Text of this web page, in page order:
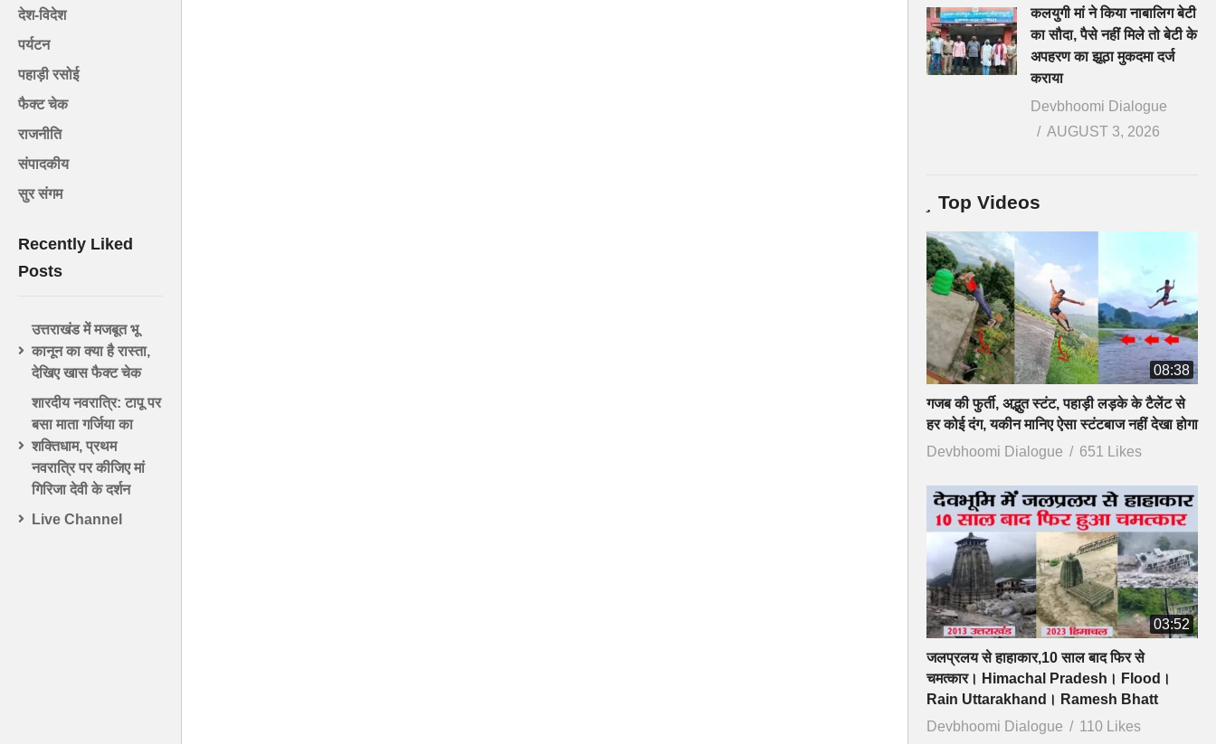
देश-विदेश
पर्यटन
पहाड़ी रसोई
फैक्ट चेक
राजनीति
संपादकीय
सुर संगम
Recently Liked
Posts
उत्तराखंड में मजबूत भू
कानून का क्या है रास्ता,
देखिए खास फैक्ट चेक
शारदीय नवरात्रि: टापू पर
बसा माता गर्जिया का
शक्तिधाम, प्रथम
नवरात्रि पर कीजिए मां
गिरिजा देवी के दर्शन
Live Channel
कलयुगी मां ने किया नाबालिग बेटी
का सौदा, पैसे नहीं मिले तो बेटी के
अपहरण का झूठा मुकदमा दर्ज
कराया
Devbhoomi Dialogue
AUGUST 3, 2026
Top Videos
08:38
गजब की फुर्ती, अद्भुत स्टंट, पहाड़ी लड़के के टैलेंट से
हर कोई दंग, यकीन मानिए ऐसा स्टंटबाज नहीं देखा होगा
Devbhoomi Dialogue
651 Likes
03:52
जलप्रलय से हाहाकार,10 साल बाद फिर से
चमत्कार। Himachal Pradesh। Flood।
Rain Uttarakhand। Ramesh Bhatt
Devbhoomi Dialogue
110 Likes